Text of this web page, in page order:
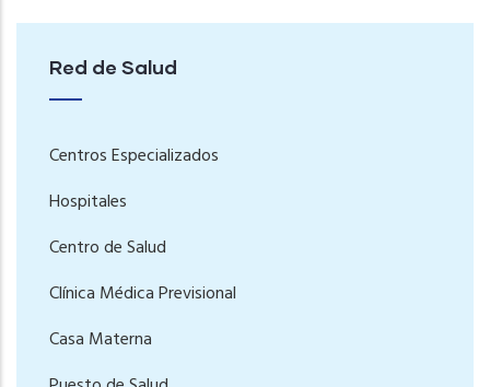
Red de Salud
Centros Especializados
Hospitales
Centro de Salud
Clínica Médica Previsional
Casa Materna